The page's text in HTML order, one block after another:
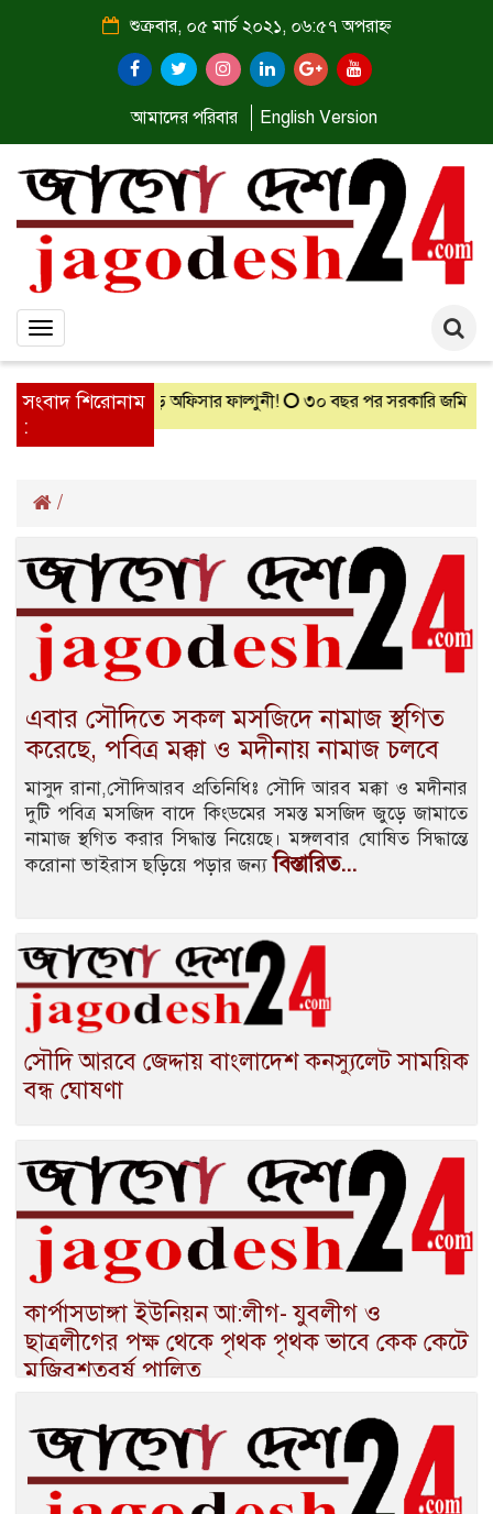
শুক্রবার, ০৫ মার্চ ২০২১, ০৬:৫৭ অপরাহ্ন
আমাদের পরিবার English Version
Toggle
navigation
সংবাদ শিরোনাম
:
কনুই দিয়ে লিখেই বড় অফিসার ফাল্গুনী! ৩০ বছর পর সরকারি জমি
/
এবার সৌদিতে সকল মসজিদে নামাজ স্থগিত
করেছে, পবিত্র মক্কা ও মদীনায় নামাজ চলবে
মাসুদ রানা,সৌদিআরব প্রতিনিধিঃ সৌদি আরব মক্কা ও মদীনার
দুটি পবিত্র মসজিদ বাদে কিংডমের সমস্ত মসজিদ জুড়ে জামাতে
নামাজ স্থগিত করার সিদ্ধান্ত নিয়েছে। মঙ্গলবার ঘোষিত সিদ্ধান্তে
করোনা ভাইরাস ছড়িয়ে পড়ার জন্যবিস্তারিত...
সৌদি আরবে জেদ্দায় বাংলাদেশ কনস্যুলেট সাময়িক
বন্ধ ঘোষণা
কার্পাসডাঙ্গা ইউনিয়ন আ:লীগ- যুবলীগ ও
ছাত্রলীগের পক্ষ থেকে পৃথক পৃথক ভাবে কেক কেটে
মুজিবশতবর্ষ পালিত